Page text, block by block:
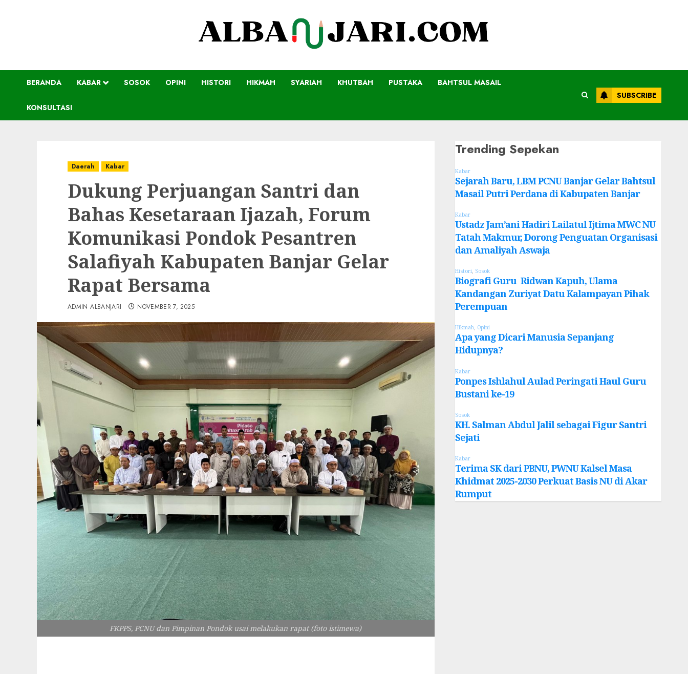
BERANDA KABAR SOSOK OPINI HISTORI HIKMAH SYARIAH KHUTBAH PUSTAKA BAHTSUL MASAIL
KONSULTASI
SUBSCRIBE
Daerah Kabar
Dukung Perjuangan Santri dan
Bahas Kesetaraan Ijazah, Forum
Komunikasi Pondok Pesantren
Salafiyah Kabupaten Banjar Gelar
Rapat Bersama
ADMIN ALBANJARI NOVEMBER 7, 2025
FKPPS, PCNU dan Pimpinan Pondok usai melakukan rapat (foto istimewa)
Trending Sepekan
Kabar
Sejarah Baru, LBM PCNU Banjar Gelar Bahtsul
Masail Putri Perdana di Kabupaten Banjar
Kabar
Ustadz Jam’ani Hadiri Lailatul Ijtima MWC NU
Tatah Makmur, Dorong Penguatan Organisasi
dan Amaliyah Aswaja
Histori, Sosok
Biografi Guru Ridwan Kapuh, Ulama
Kandangan Zuriyat Datu Kalampayan Pihak
Perempuan
Hikmah, Opini
Apa yang Dicari Manusia Sepanjang
Hidupnya?
Kabar
Ponpes Ishlahul Aulad Peringati Haul Guru
Bustani ke-19
Sosok
KH. Salman Abdul Jalil sebagai Figur Santri
Sejati
Kabar
Terima SK dari PBNU, PWNU Kalsel Masa
Khidmat 2025-2030 Perkuat Basis NU di Akar
Rumput